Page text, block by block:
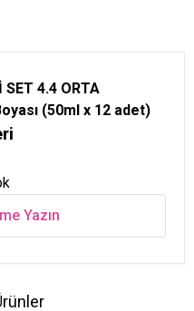
SET 4.4 ORTA
(50ml x 12 adet)
Yazın